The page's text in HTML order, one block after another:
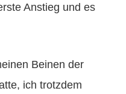
Anstieg und es
Beinen der
ich trotzdem